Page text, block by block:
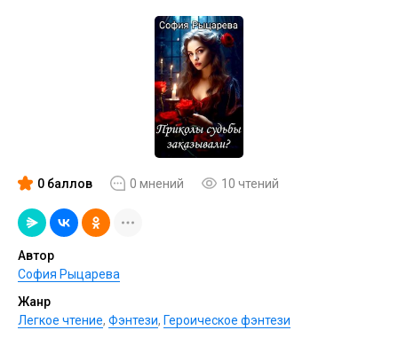
0 баллов 0 мнений 10 чтений
Автор
София Рыцарева
Жанр
Легкое чтение, Фэнтези, Героическое фэнтези